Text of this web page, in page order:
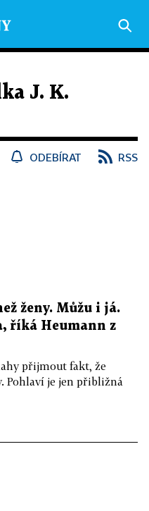
J. K.
ODEBÍRAT RSS
ženy. Můžu i já.
říká Heumann z
přijmout fakt, že
Pohlaví je jen přibližná